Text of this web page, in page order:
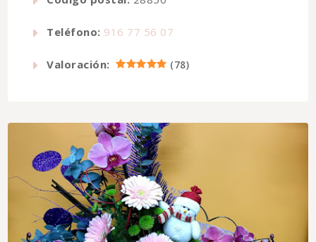
Teléfono: 916 77 56 07
Valoración: (78)